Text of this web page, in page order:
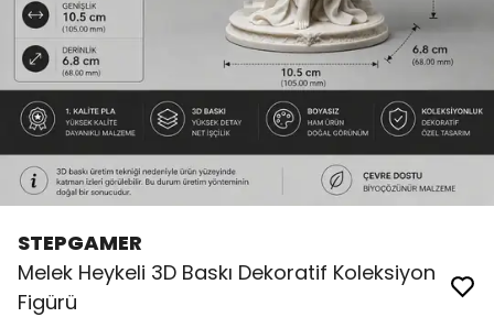
STEPGAMER
Melek Heykeli 3D Baskı Dekoratif Koleksiyon
Figürü